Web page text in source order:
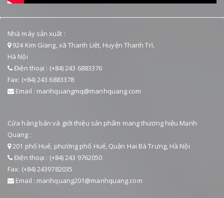
Nhà máy sản xuất :
924 Kim Giang, xã Thanh Liệt, Huyện Thanh Trì,
Hà Nội
Điện thoại : (+84) 243 6883376
Fax: (+84) 243 6883378
Email : manhquangmq@manhquang.com
Cửa hàng bán và giới thiệu sản phẩm mang thương hiệu Mạnh
Quang :
201 phố Huế, phường phố Huế, Quận Hai Bà Trưng, Hà Nội
Điện thoại : (+84) 243 9762050
Fax: (+84) 2439782035
Email : manhquang201@manhquang.com